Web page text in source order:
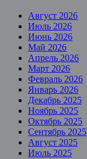
Август 2026
Июль 2026
Июнь 2026
Май 2026
Апрель 2026
Март 2026
Февраль 2026
Январь 2026
Декабрь 2025
Ноябрь 2025
Октябрь 2025
Сентябрь 2025
Август 2025
Июль 2025